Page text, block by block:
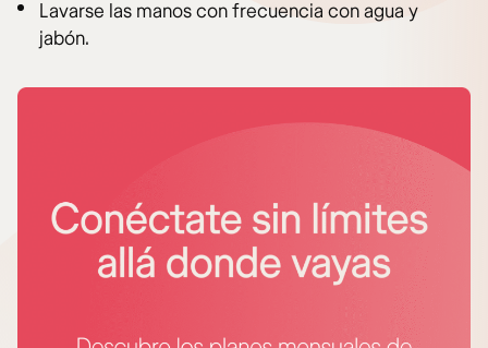
Lavarse las manos con frecuencia con agua y
jabón.